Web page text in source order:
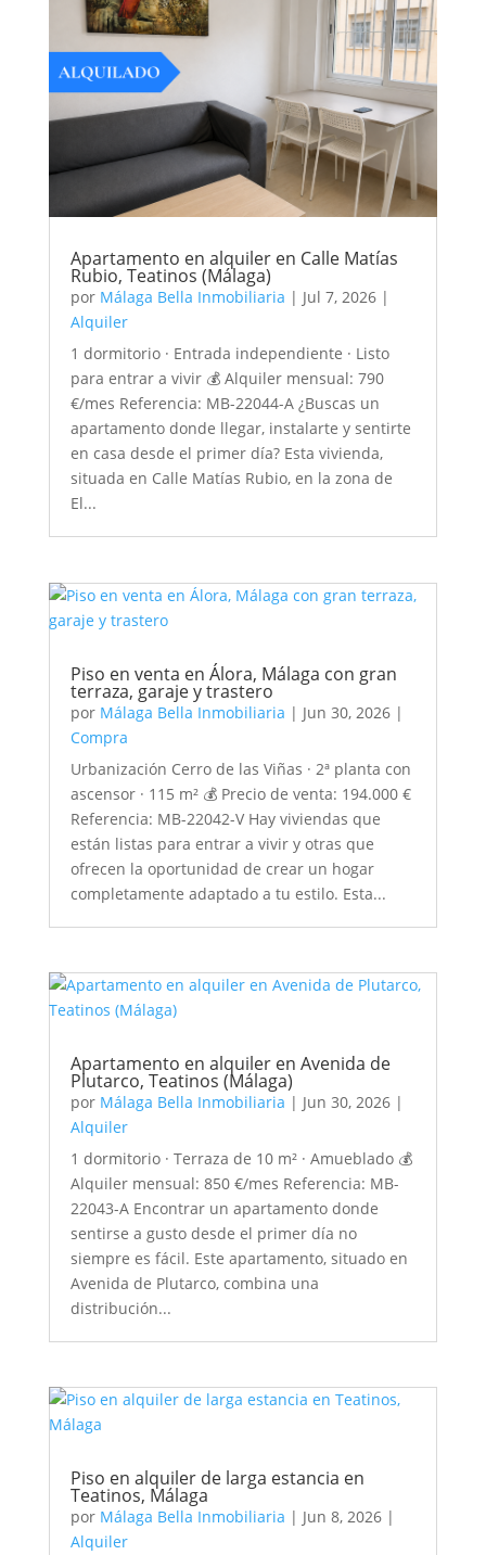
Apartamento en alquiler en Calle Matías
Rubio, Teatinos (Málaga)
por Málaga Bella Inmobiliaria | Jul 7, 2026|
Alquiler
1 dormitorio · Entrada independiente · Listo
para entrar a vivir 💰 Alquiler mensual: 790
€/mes Referencia: MB-22044-A ¿Buscas un
apartamento donde llegar, instalarte y sentirte
en casa desde el primer día? Esta vivienda,
situada en Calle Matías Rubio, en la zona de
El...
Piso en venta en Álora, Málaga con gran
terraza, garaje y trastero
por Málaga Bella Inmobiliaria | Jun 30, 2026|
Compra
Urbanización Cerro de las Viñas · 2ª planta con
ascensor · 115 m² 💰 Precio de venta: 194.000 €
Referencia: MB-22042-V Hay viviendas que
están listas para entrar a vivir y otras que
ofrecen la oportunidad de crear un hogar
completamente adaptado a tu estilo. Esta...
Apartamento en alquiler en Avenida de
Plutarco, Teatinos (Málaga)
por Málaga Bella Inmobiliaria | Jun 30, 2026|
Alquiler
1 dormitorio · Terraza de 10 m² · Amueblado 💰
Alquiler mensual: 850 €/mes Referencia: MB-
22043-A Encontrar un apartamento donde
sentirse a gusto desde el primer día no
siempre es fácil. Este apartamento, situado en
Avenida de Plutarco, combina una
distribución...
Piso en alquiler de larga estancia en
Teatinos, Málaga
por Málaga Bella Inmobiliaria | Jun 8, 2026|
Alquiler